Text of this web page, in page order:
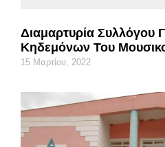
Διαμαρτυρία Συλλόγου
Κηδεμόνων Του
15 Μαρτίου, 2022